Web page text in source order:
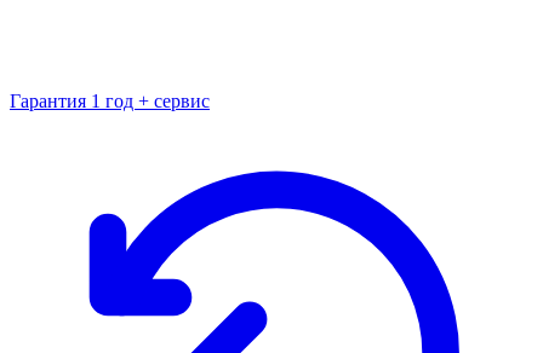
Гарантия 1 год + сервис